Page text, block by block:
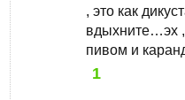
, это как
вдыхните…эх
пивом и
1